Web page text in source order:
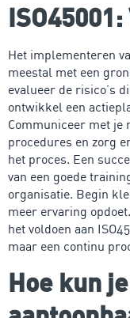
Het implementeren
meestal met een
evalueer de risico’s
ontwikkel een
Communiceer met je
procedures en zorg
het proces. Een
van een goede
organisatie. Begin
meer ervaring
het voldoen aan
maar een continu
Hoe kun